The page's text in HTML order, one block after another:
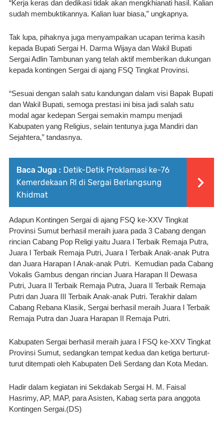
“Kerja keras dan dedikasi tidak akan mengkhianati hasil. Kalian
sudah membuktikannya. Kalian luar biasa,” ungkapnya.
Tak lupa, pihaknya juga menyampaikan ucapan terima kasih
kepada Bupati Sergai H. Darma Wijaya dan Wakil Bupati
Sergai Adlin Tambunan yang telah aktif memberikan dukungan
kepada kontingen Sergai di ajang FSQ Tingkat Provinsi.
“Sesuai dengan salah satu kandungan dalam visi Bapak Bupati
dan Wakil Bupati, semoga prestasi ini bisa jadi salah satu
modal agar kedepan Sergai semakin mampu menjadi
Kabupaten yang Religius, selain tentunya juga Mandiri dan
Sejahtera,” tandasnya.
Baca Juga : Detik-Detik Proklamasi ke-76
Kemerdekaan RI di Sergai Berlangsung
Khidmat
Adapun Kontingen Sergai di ajang FSQ ke-XXV Tingkat
Provinsi Sumut berhasil meraih juara pada 3 Cabang dengan
rincian Cabang Pop Religi yaitu Juara I Terbaik Remaja Putra,
Juara I Terbaik Remaja Putri, Juara I Terbaik Anak-anak Putra
dan Juara Harapan I Anak-anak Putri.  Kemudian pada Cabang
Vokalis Gambus dengan rincian Juara Harapan II Dewasa
Putri, Juara II Terbaik Remaja Putra, Juara II Terbaik Remaja
Putri dan Juara III Terbaik Anak-anak Putri. Terakhir dalam
Cabang Rebana Klasik, Sergai berhasil meraih Juara I Terbaik
Remaja Putra dan Juara Harapan II Remaja Putri.
Kabupaten Sergai berhasil meraih juara I FSQ ke-XXV Tingkat
Provinsi Sumut, sedangkan tempat kedua dan ketiga berturut-
turut ditempati oleh Kabupaten Deli Serdang dan Kota Medan.
Hadir dalam kegiatan ini Sekdakab Sergai H. M. Faisal
Hasrimy, AP, MAP, para Asisten, Kabag serta para anggota
Kontingen Sergai.(DS)